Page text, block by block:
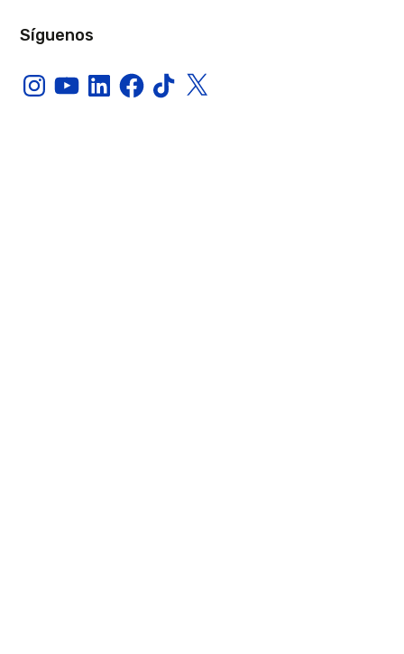
Síguenos
InstagramYouTubeLinkedInFacebook
TikTokX